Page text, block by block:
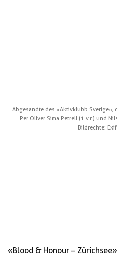
Abgesandte des «Aktivklubb Sverige»,
Per Oliver Sima Petrell (1.v.r.) und
Bildrechte:
«Blood & Honour –